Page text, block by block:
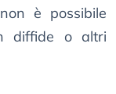
è possibile
diffide o altri